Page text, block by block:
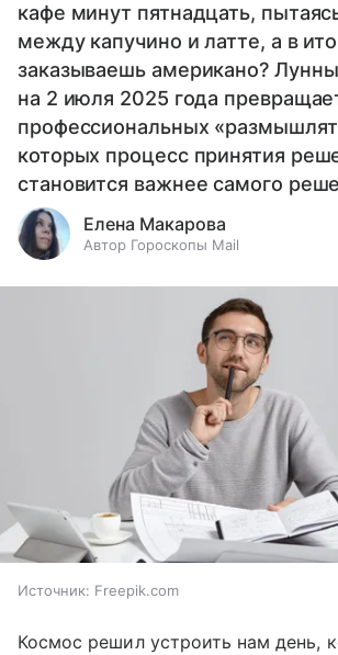
кафе минут пятнадцать,
между капучино и латте, а в
заказываешь американо?
на 2 июля 2025 года
профессиональных
которых процесс принятия
становится важнее самого
Елена Макарова
Автор Гороскопы Mail
Источник: Freepik.com
Космос решил устроить нам день,